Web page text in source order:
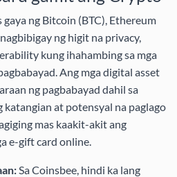
ng Bitcoin (BTC), Ethereum
ng higit na privacy,
kung ihahambing sa mga
Ang mga digital asset
ng pagbabayad dahil sa
at potensyal na paglago
mas kaakit-akit ang
e-gift card online.
Sa Coinsbee, hindi ka lang